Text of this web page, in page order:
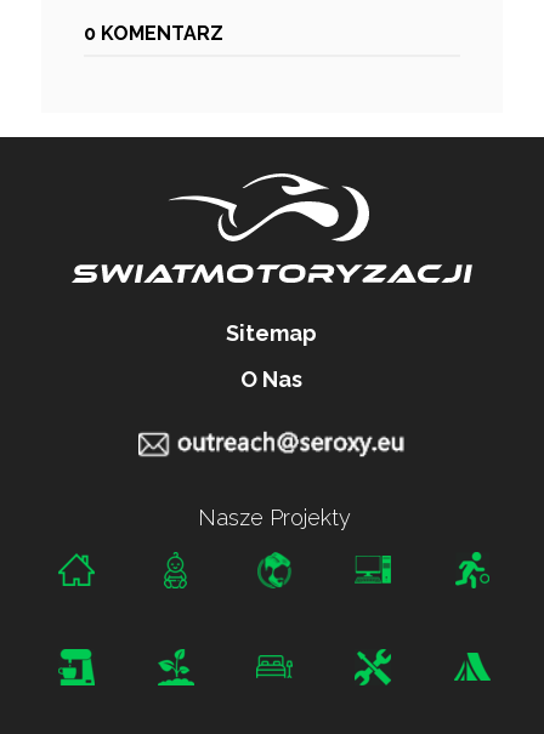
0 KOMENTARZ
Sitemap
O Nas
Nasze Projekty